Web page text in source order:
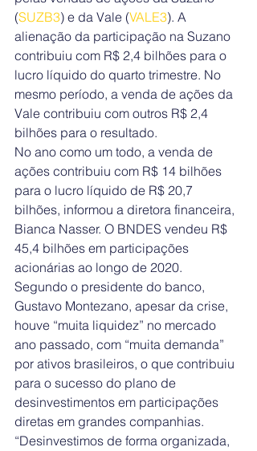
(SUZB3) e da Vale (VALE3). A
alienação da participação na Suzano
contribuiu com R$ 2,4 bilhões para o
lucro líquido do quarto trimestre. No
mesmo período, a venda de ações da
Vale contribuiu com outros R$ 2,4
bilhões para o resultado.
No ano como um todo, a venda de
ações contribuiu com R$ 14 bilhões
para o lucro líquido de R$ 20,7
bilhões, informou a diretora financeira,
Bianca Nasser. O BNDES vendeu R$
45,4 bilhões em participações
acionárias ao longo de 2020.
Segundo o presidente do banco,
Gustavo Montezano, apesar da crise,
houve “muita liquidez” no mercado
ano passado, com “muita demanda”
por ativos brasileiros, o que contribuiu
para o sucesso do plano de
desinvestimentos em participações
diretas em grandes companhias.
“Desinvestimos de forma organizada,